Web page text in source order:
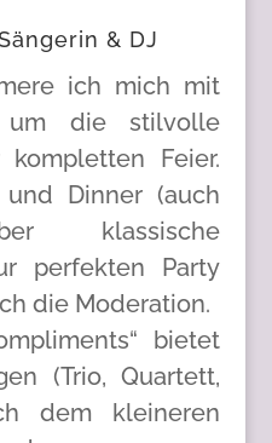
& DJ
ich mich mit
um die stilvolle
kompletten Feier.
Dinner (auch
klassische
perfekten Party
die Moderation.
bietet
(Trio, Quartett,
dem kleineren